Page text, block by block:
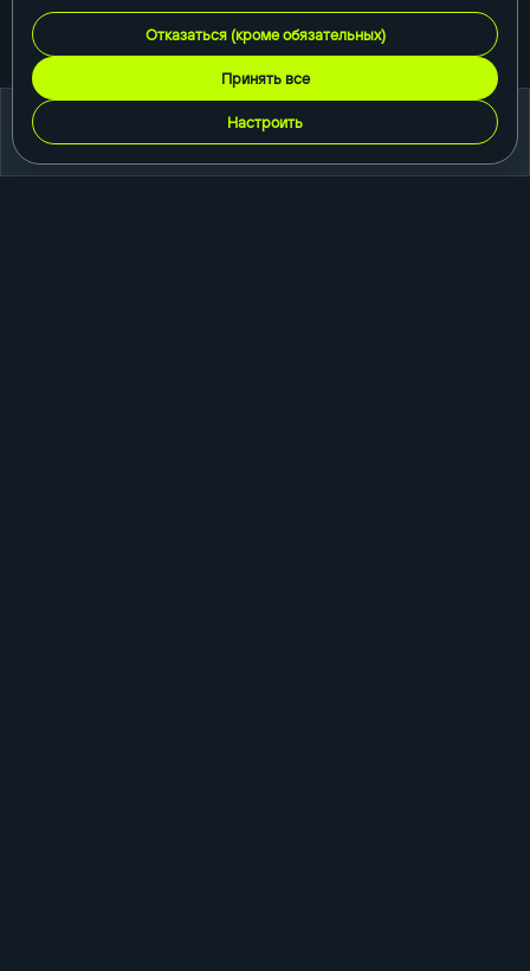
портфолио
Отказаться (кроме обязательных)
Принять все
Настроить